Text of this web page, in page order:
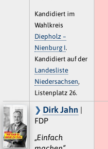
Kandidiert im
Wahlkreis
Diepholz –
Nienburg I.
Kandidiert auf der
Landesliste
Niedersachsen,
Listenplatz 26.
Dirk Jahn |
FDP
„Einfach